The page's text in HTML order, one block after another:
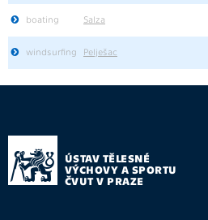
boating Salza
windsurfing Pelješac
ÚSTAV TĚLESNÉ
VÝCHOVY A SPORTU
ČVUT V PRAZE